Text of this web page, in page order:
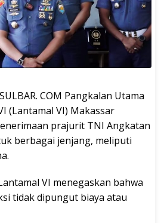
COM Pangkalan Utama
(Lantamal VI) Makassar
prajurit TNI Angkatan
berbagai jenjang, meliputi
VI menegaskan bahwa
tidak dipungut biaya atau